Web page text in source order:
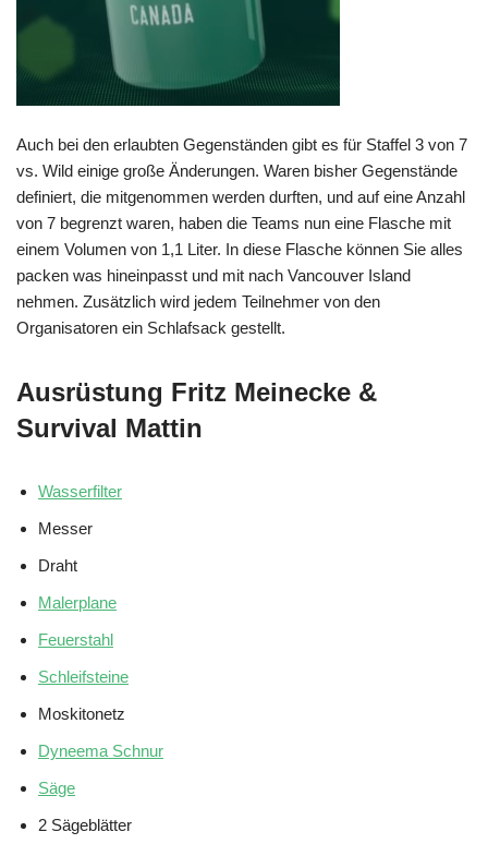
Auch bei den erlaubten Gegenständen gibt es für Staffel 3 von 7
vs. Wild einige große Änderungen. Waren bisher Gegenstände
definiert, die mitgenommen werden durften, und auf eine Anzahl
von 7 begrenzt waren, haben die Teams nun eine Flasche mit
einem Volumen von 1,1 Liter. In diese Flasche können Sie alles
packen was hineinpasst und mit nach Vancouver Island
nehmen. Zusätzlich wird jedem Teilnehmer von den
Organisatoren ein Schlafsack gestellt.
Ausrüstung Fritz Meinecke &
Survival Mattin
Wasserfilter
Messer
Draht
Malerplane
Feuerstahl
Schleifsteine
Moskitonetz
Dyneema Schnur
Säge
2 Sägeblätter